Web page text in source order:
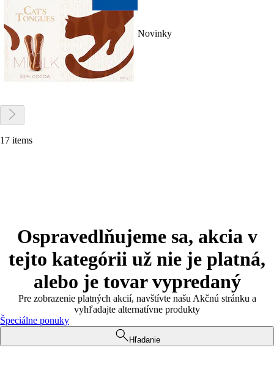
Novinky
17 items
Ospravedlňujeme sa, akcia v
tejto kategórii už nie je platná,
alebo je tovar vypredaný
Pre zobrazenie platných akcií, navštívte našu Akčnú stránku a
vyhľadajte alternatívne produkty
Špeciálne ponuky
Hľadanie